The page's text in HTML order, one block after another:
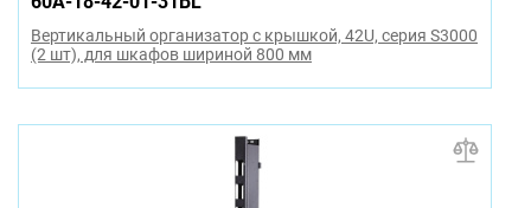
Вертикальный организатор с крышкой, 42U, серия S3000
(2 шт), для шкафов шириной 800 мм